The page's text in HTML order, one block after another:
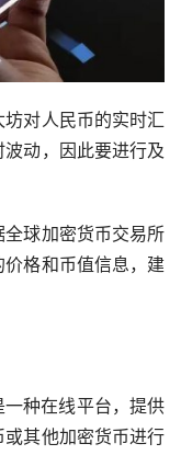
对人民币的实时汇
动，因此要进行及
球加密货币交易所
格和币值信息，建
种在线平台，提供
其他加密货币进行